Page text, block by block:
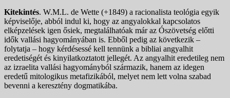
Kitekintés. W.M.L. de Wette (+1849) a racionalista teológia egyik
képviselője, abból indul ki, hogy az angyalokkal kapcsolatos
elképzelések igen ősiek, megtalálhatóak már az Ószövetség előtti
idők vallási hagyományában is. Ebből pedig az következik –
folytatja – hogy kérdésessé kell tennünk a bibliai angyalhit
eredetiségét és kinyilatkoztatott jellegét. Az angyalhit eredetileg nem
az izraelita vallási hagyományból származik, hanem az idegen
eredetű mitologikus metafizikából, melyet nem lett volna szabad
bevenni a keresztény dogmatikába.